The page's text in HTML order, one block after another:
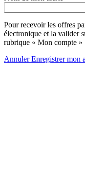
Pour recevoir les offres
électronique et la valider
rubrique « Mon compte »
AnnulerEnregistrer mon